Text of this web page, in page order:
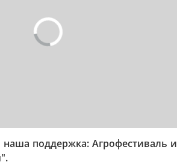
поддержка: Агрофестиваль и